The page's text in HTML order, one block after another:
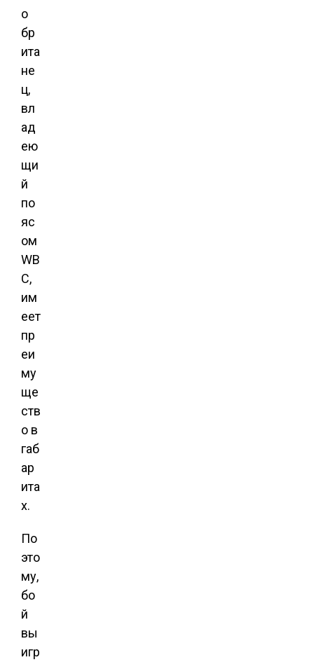
о
бр
ита
не
ц,
вл
ад
ею
щи
й
по
яс
ом
WB
C,
им
еет
пр
еи
му
ще
ств
о в
габ
ар
ита
х.
По
это
му,
бо
й
вы
игр